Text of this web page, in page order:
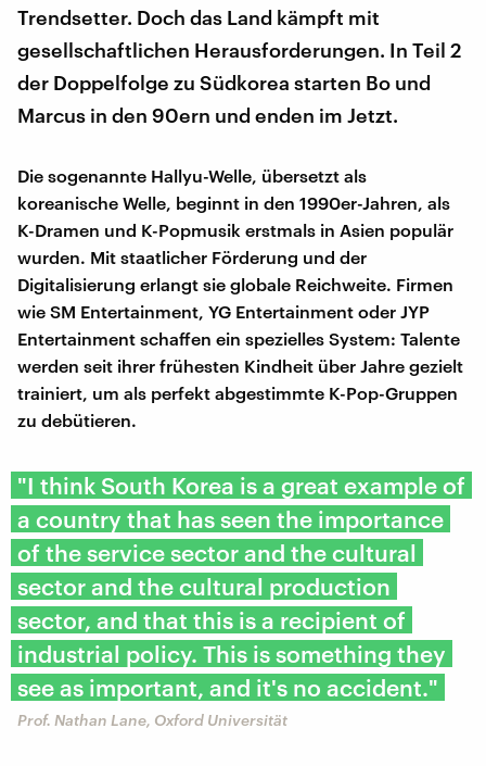
Trendsetter. Doch das Land kämpft mit
gesellschaftlichen Herausforderungen. In Teil 2
der Doppelfolge zu Südkorea starten Bo und
Marcus in den 90ern und enden im Jetzt.
Die sogenannte Hallyu-Welle, übersetzt als
koreanische Welle, beginnt in den 1990er-Jahren, als
K-Dramen und K-Popmusik erstmals in Asien populär
wurden. Mit staatlicher Förderung und der
Digitalisierung erlangt sie globale Reichweite. Firmen
wie SM Entertainment, YG Entertainment oder JYP
Entertainment schaffen ein spezielles System: Talente
werden seit ihrer frühesten Kindheit über Jahre gezielt
trainiert, um als perfekt abgestimmte K-Pop-Gruppen
zu debütieren.
"I think South Korea is a great example of
a country that has seen the importance
of the service sector and the cultural
sector and the cultural production
sector, and that this is a recipient of
industrial policy. This is something they
see as important, and it's no accident."
Prof. Nathan Lane, Oxford Universität